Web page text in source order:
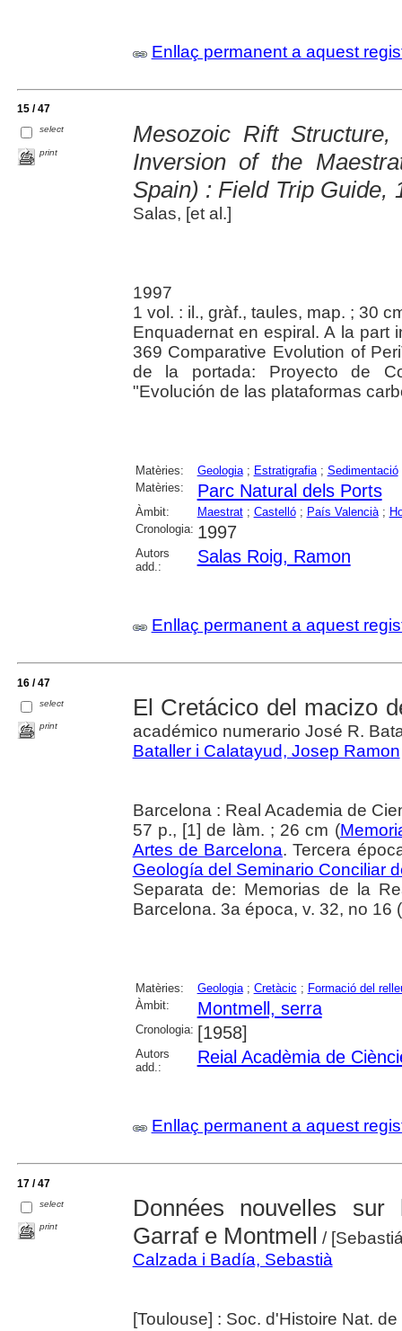
Enllaç permanent a aquest
15 / 47
select
print
Mesozoic Rift Structure,
Inversion of the
Spain) : Field Trip Guide,
Salas, [et al.]
1997
1 vol. : il., gràf., taules, map. ; 30
Enquadernat en espiral. A la part
369 Comparative Evolution of
de la portada: Proyecto de
"Evolución de las plataformas
Matèries: Geologia; Estratigrafia; Sedimentació
Matèries:
Parc Natural dels Ports
Àmbit: Maestrat; Castelló; País Valencià;
Cronologia: 1997
Autors
add.:
Salas Roig, Ramon
Enllaç permanent a aquest
16 / 47
select
print
El Cretácico del macizo
académico numerario José R.
Bataller i Calatayud, Josep Ramon
Barcelona : Real Academia de
57 p., [1] de làm. ; 26 cm (
Artes de Barcelona. Tercera
Geología del Seminario Conciliar
Separata de: Memorias de la
Barcelona. 3a época, v. 32, no 16
Matèries: Geologia; Cretàcic ; Formació del
Àmbit:
Montmell, serra
Cronologia: [1958]
Autors
add.:
Reial Acadèmia de
Enllaç permanent a aquest
17 / 47
select
print
Données nouvelles
Garraf e Montmell /
Calzada i Badía, Sebastià
[Toulouse] : Soc. d'Histoire Nat.